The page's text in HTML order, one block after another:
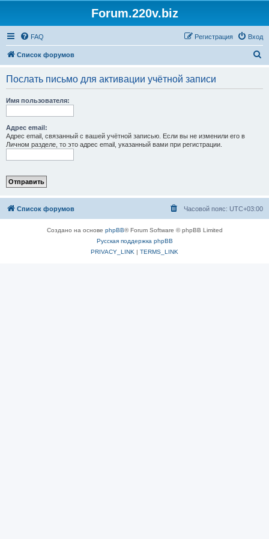
Forum.220v.biz
FAQ Вход
Регистрация
Список форумов
Послать письмо для активации учётной записи
Имя пользователя:
Адрес email:
Адрес email, связанный с вашей учётной записью. Если вы не изменили его в
Личном разделе, то это адрес email, указанный вами при регистрации.
Список форумов Часовой пояс: UTC+03:00
Создано на основе phpBB® Forum Software © phpBB Limited
Русская поддержка phpBB
PRIVACY_LINK | TERMS_LINK